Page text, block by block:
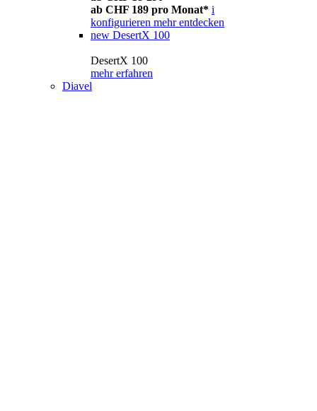
ab CHF 189 pro Monat* i
konfigurieren mehr entdecken
new DesertX 100
DesertX 100
mehr erfahren
Diavel